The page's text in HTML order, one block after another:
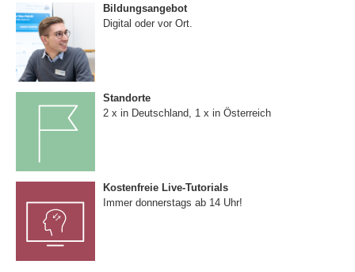
Bildungsangebot
Digital oder vor Ort.
Standorte
2 x in Deutschland, 1 x in Österreich
Kostenfreie Live-Tutorials
Immer donnerstags ab 14 Uhr!